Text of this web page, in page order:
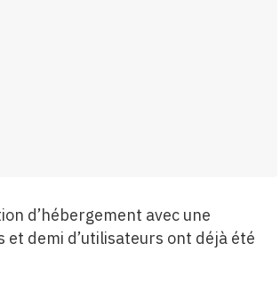
d’hébergement avec une
demi d’utilisateurs ont déjà été